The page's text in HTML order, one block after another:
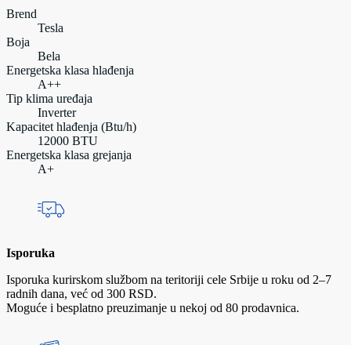
Brend
Tesla
Boja
Bela
Energetska klasa hlađenja
A++
Tip klima uređaja
Inverter
Kapacitet hlađenja (Btu/h)
12000 BTU
Energetska klasa grejanja
A+
Isporuka
Isporuka kurirskom službom na teritoriji cele Srbije u roku od 2–7
radnih dana, već od 300 RSD.
Moguće i besplatno preuzimanje u nekoj od 80 prodavnica.